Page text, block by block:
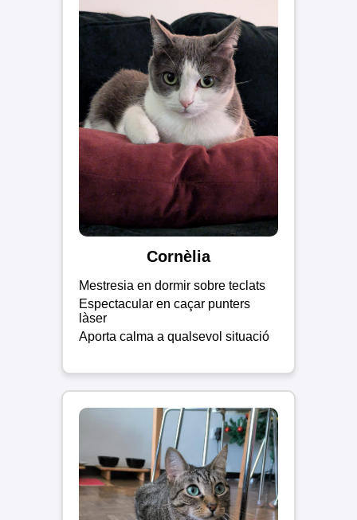
Cornèlia
Mestresia en dormir sobre teclats
Espectacular en caçar punters
làser
Aporta calma a qualsevol situació